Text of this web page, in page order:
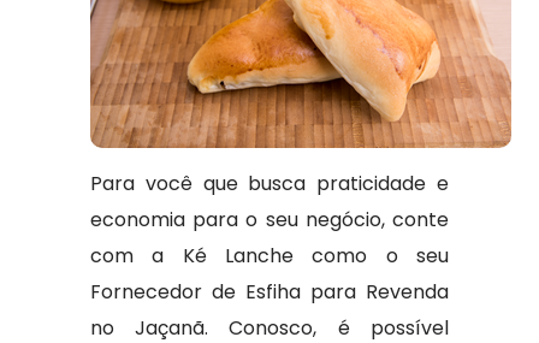
Para você que busca praticidade e
economia para o seu negócio, conte
com a Ké Lanche como o seu
Fornecedor de Esfiha para Revenda
no Jaçanã. Conosco, é possível